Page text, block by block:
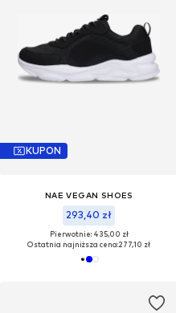
KUPON
NAE VEGAN SHOES
293,40 zł
Pierwotnie: 435,00 zł
Ostatnia najniższa cena:277,10 zł